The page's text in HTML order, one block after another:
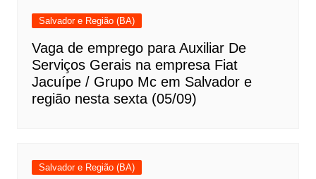
Salvador e Região (BA)
Vaga de emprego para Auxiliar De
Serviços Gerais na empresa Fiat
Jacuípe / Grupo Mc em Salvador e
região nesta sexta (05/09)
Salvador e Região (BA)